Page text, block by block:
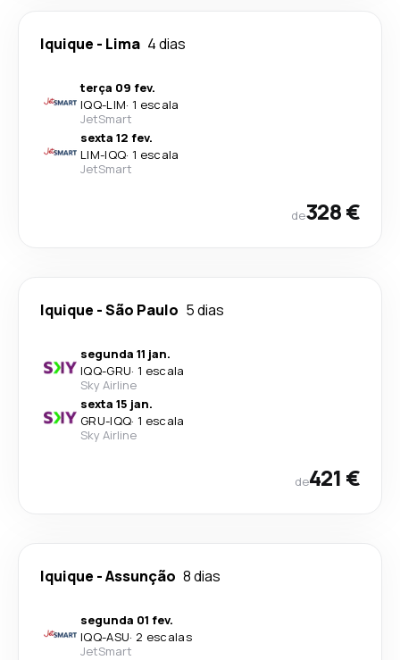
Iquique - Lima 4 dias
terça 09 fev.
IQQ-LIM· 1 escala
JetSmart
sexta 12 fev.
LIM-IQQ· 1 escala
JetSmart
de328 €
Iquique -São Paulo 5 dias
segunda 11 jan.
IQQ-GRU· 1 escala
Sky Airline
sexta 15 jan.
GRU-IQQ· 1 escala
Sky Airline
de421 €
Iquique -Assunção 8 dias
segunda 01 fev.
IQQ-ASU· 2 escalas
JetSmart